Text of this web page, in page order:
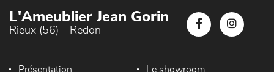
L'Ameublier Jean Gorin
Rieux (56) - Redon
Présentation Le showroom